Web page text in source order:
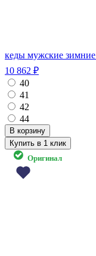
кеды мужские зимние
10 862 ₽
40
41
42
44
Купить в 1 клик
Оригинал